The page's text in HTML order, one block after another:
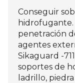
Conseguir
hidrofugante.
penetración
agentes
Sikaguard -
soportes de
ladrillo,